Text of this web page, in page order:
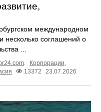
международном
несколько соглашений о
...
Корпорации
13372 23.07.2026